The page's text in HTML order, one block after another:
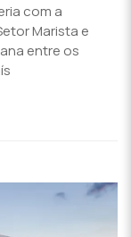
com a
Marista e
entre os